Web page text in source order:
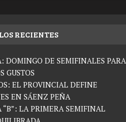
RECIENTES
DOMINGO DE SEMIFINALES PARA
GUSTOS
EL PROVINCIAL DEFINE
EN SÁENZ PEÑA
“B”: LA PRIMERA SEMIFINAL